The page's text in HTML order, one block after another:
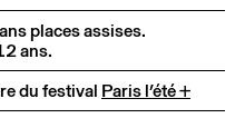
places assises.
ans.
du festival Paris l’été +